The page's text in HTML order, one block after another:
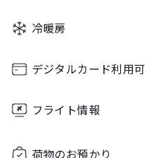
Thursday
Friday
Sunday
冷暖房
デジタルカード利用可
フライト情報
荷物のお預かり